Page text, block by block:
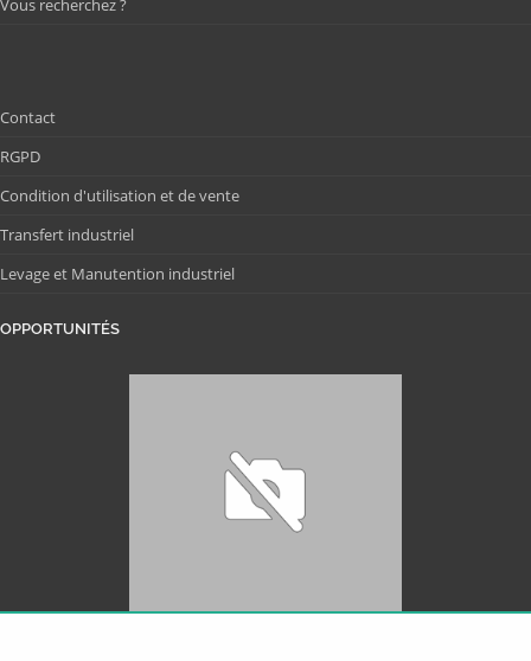
Vous recherchez ?
Contact
RGPD
Condition d'utilisation et de vente
Transfert industriel
Levage et Manutention industriel
OPPORTUNITÉS